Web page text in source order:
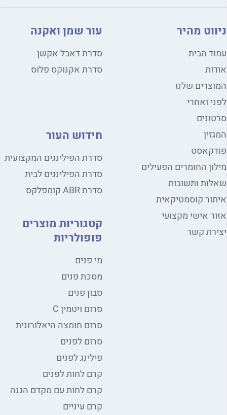
מהיר
הבית
שלנו
ואחרי
החומרים הפעילים
ותשובות
קוסמטיקאית
אישי מקצועי
קשר
עור שמן ואקנה
סדרת דאבל אקשן
סדרת אקנוקס פלוס
חידוש העור
סדרת הפילינגים המקצועית
סדרת הפילינגים לבית
סדרת ABR קומפלקס
קטגוריות מוצרים
פופולריות
מי פנים
מסכת פנים
סבון פנים
סרום ויטמין C
סרום חומצה היאלורונית
סרום לפנים
פילינג לפנים
קרם לחות לפנים
קרם לחות עם מקדם הגנה
קרם עיניים